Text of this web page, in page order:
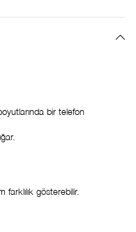
bir telefon
gösterebilir.